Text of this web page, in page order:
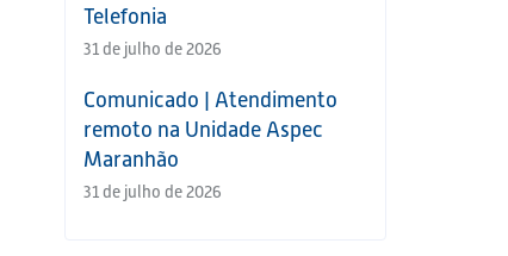
Telefonia
31 de julho de 2026
Comunicado | Atendimento
remoto na Unidade Aspec
Maranhão
31 de julho de 2026